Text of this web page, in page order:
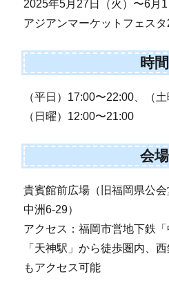
2025年5月27日（火）〜6月1
アジアンマーケットフェス
時間
（平日）17:00〜22:00、（
（日曜）12:00〜21:00
会場
貴賓館前広場（旧福岡県公
中洲6-29）
アクセス：福岡市営地下鉄
「天神駅」から徒歩圏内、
もアクセス可能